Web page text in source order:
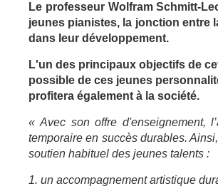
Le professeur Wolfram Schmitt-
jeunes pianistes, la jonction entre
dans leur développement.
L'un des principaux objectifs de
possible de ces jeunes
profitera également à la société.
« Avec son offre d'enseignement,
temporaire en succès durables.
soutien habituel des jeunes talents :
1. un accompagnement artistique